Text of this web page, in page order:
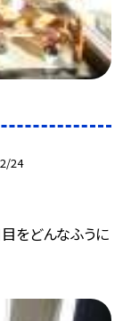
24
をどんなふうに